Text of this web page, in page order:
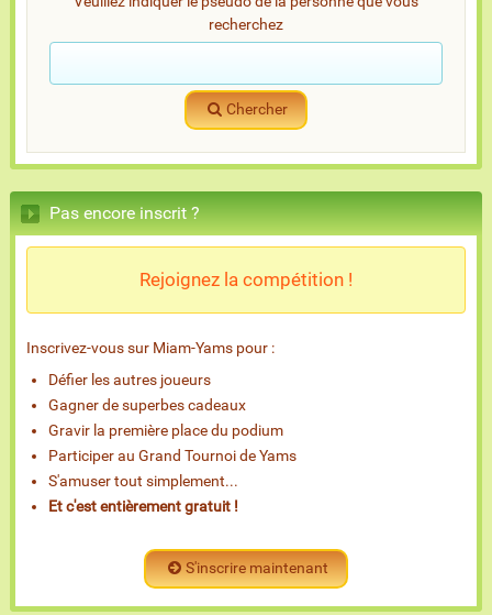
recherchez
Chercher
Pas encore inscrit ?
Rejoignez la compétition !
Inscrivez-vous sur Miam-Yams pour :
Défier les autres joueurs
Gagner de superbes cadeaux
Gravir la première place du podium
Participer au Grand Tournoi de Yams
S'amuser tout simplement...
Et c'est entièrement gratuit !
S'inscrire maintenant